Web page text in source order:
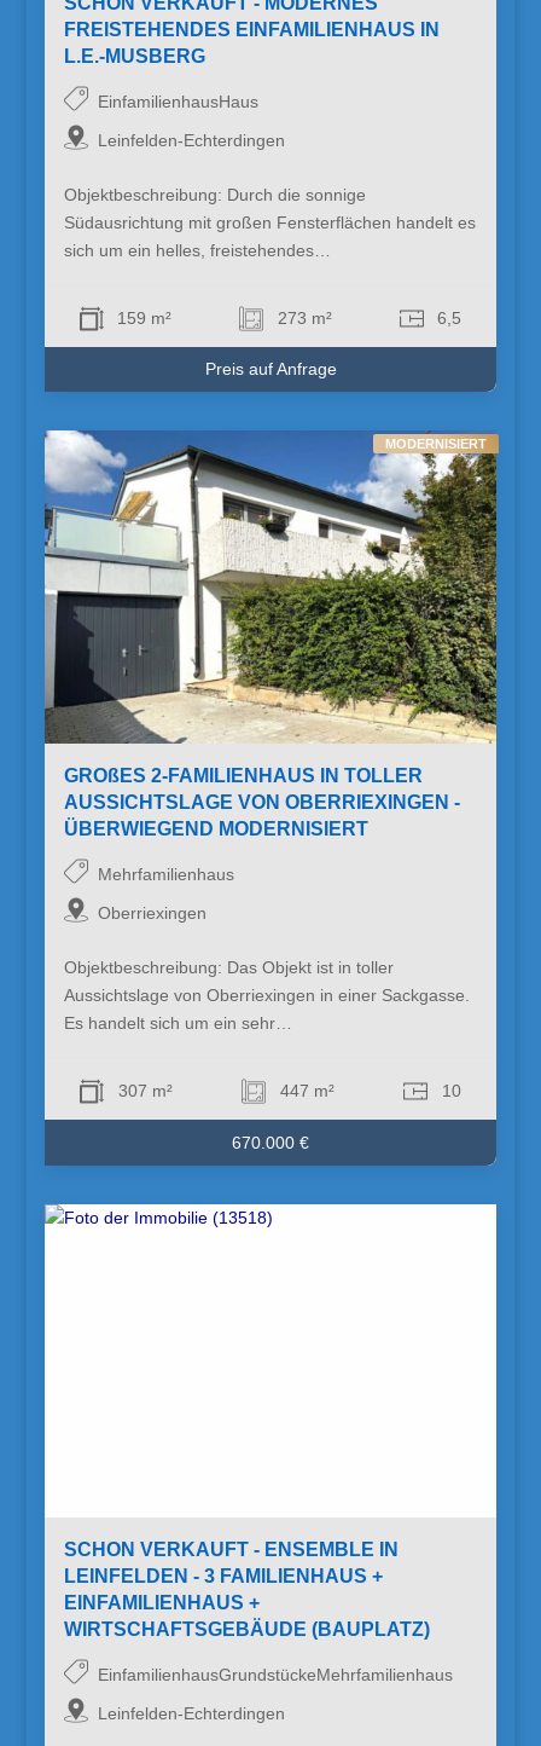
FREISTEHENDES EINFAMILIENHAUS IN
L.E.-MUSBERG
EinfamilienhausHaus
Leinfelden-Echterdingen
Objektbeschreibung: Durch die sonnige
Südausrichtung mit großen Fensterflächen handelt es
sich um ein helles, freistehendes…
159 m² 273 m² 6,5
Preis auf Anfrage
GROßES 2-FAMILIENHAUS IN TOLLER
AUSSICHTSLAGE VON OBERRIEXINGEN -
ÜBERWIEGEND MODERNISIERT
Mehrfamilienhaus
Oberriexingen
Objektbeschreibung: Das Objekt ist in toller
Aussichtslage von Oberriexingen in einer Sackgasse.
Es handelt sich um ein sehr…
307 m² 447 m² 10
670.000 €
MODERNISIERT
SCHON VERKAUFT - ENSEMBLE IN
LEINFELDEN - 3 FAMILIENHAUS +
EINFAMILIENHAUS +
WIRTSCHAFTSGEBÄUDE (BAUPLATZ)
EinfamilienhausGrundstückeMehrfamilienhaus
Leinfelden-Echterdingen